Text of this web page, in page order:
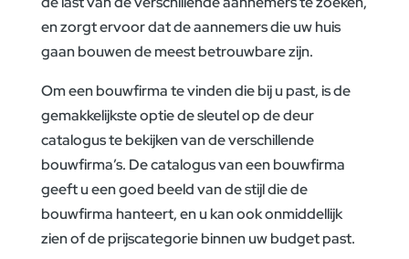
en zorgt ervoor dat de aannemers die uw huis
gaan bouwen de meest betrouwbare zijn.
Om een bouwfirma te vinden die bij u past, is de
gemakkelijkste optie de sleutel op de deur
catalogus te bekijken van de verschillende
bouwfirma’s. De catalogus van een bouwfirma
geeft u een goed beeld van de stijl die de
bouwfirma hanteert, en u kan ook onmiddellijk
zien of de prijscategorie binnen uw budget past.